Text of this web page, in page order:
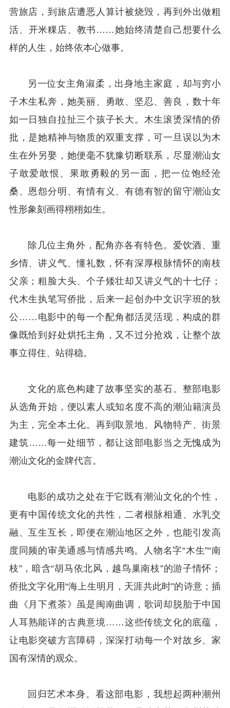
营旅店，到旅店遭恶人算计被烧毁，再到外出做粗
活、开米粿店、教书……她始终清楚自己想要什么
样的人生，始终依本心做事。
另一位女主角淑柔，出身地主家庭，却与穷小
子木生私奔，她美丽、勇敢、坚忍、善良，数十年
如一日独自拉扯三个孩子长大。木生滚烫深情的侨
批，是她精神与物质的双重支撑，可一旦误以为木
生在外另娶，她便毫不犹豫切断联系，尽显潮汕女
子敢爱敢恨、果敢勇毅的另一面，把一位饱经沧
桑、恩怨分明、有情有义、有德有智的留守潮汕女
性形象刻画得栩栩如生。
除几位主角外，配角亦各有特色。爱饮酒、重
乡情、讲义气、懂礼数，怀有深厚根脉情怀的南枝
父亲；粗脸大头、个子矮壮却又讲义气的十七仔；
代木生执笔写侨批，后来一起创办中文识字班的狄
公……电影中的每一个配角都活灵活现，构成的群
像既恰到好处烘托主角，又不过分抢戏，让整个故
事立得住、站得稳。
文化的底色构建了故事坚实的基石。整部电影
从选角开始，便以素人或知名度不高的潮汕籍演员
为主，完全本土化。再到取景地、风物特产、街景
建筑……每一处细节，都让这部电影当之无愧成为
潮汕文化的金牌代言。
电影的成功之处在于它既有潮汕文化的个性，
更有中国传统文化的共性，二者根脉相通、水乳交
融、互生互长，即便在潮汕地区之外，也能引发高
度同频的审美通感与情感共鸣。人物名字“木生”“南
枝”，暗含“胡马依北风，越鸟巢南枝”的游子情怀；
侨批文字化用“海上生明月，天涯共此时”的诗意；插
曲《月下煮茶》虽是闽南曲调，歌词却脱胎于中国
人耳熟能详的古典意境……这些传统文化的底蕴，
让电影突破方言障碍，深深打动每一个对故乡、家
国有深情的观众。
回归艺术本身。看这部电影，我想起两种潮州